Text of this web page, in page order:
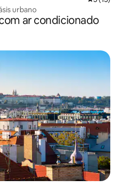
urbano
ar condicionado